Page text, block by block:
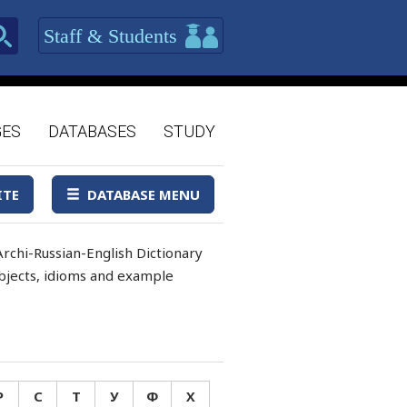
Staff & Students
DATABASES STUDY
DATABASE MENU
Russian-English Dictionary
idioms and example
С Т У Ф Х